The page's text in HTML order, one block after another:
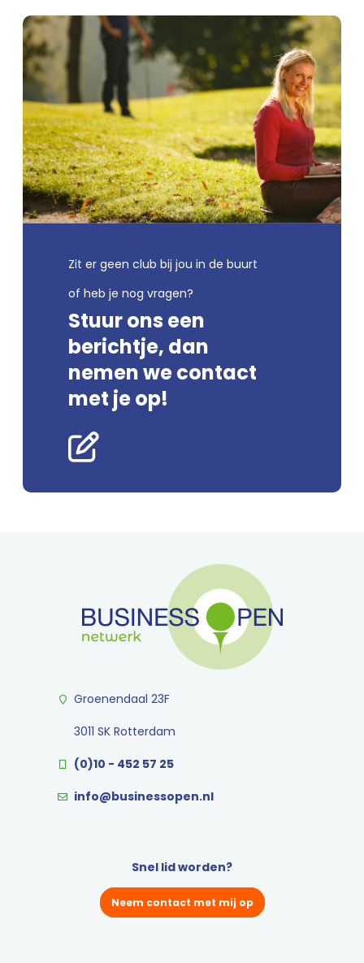
Zit er geen club bij jou in de buurt
of heb je nog vragen?
Stuur ons een
berichtje, dan
nemen we contact
met je op!
Groenendaal 23F
3011 SK Rotterdam
(0)10 - 452 57 25
info@businessopen.nl
Snel lid worden?
Neem contact met mij op